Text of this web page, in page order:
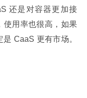
还是对容器更加接
使用率也很高，如果
CaaS 更有市场。